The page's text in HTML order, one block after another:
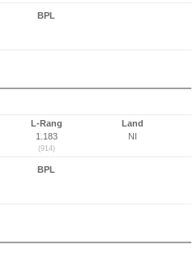
BPL
L-Rang
1.183
(914)
Land
NI
BPL